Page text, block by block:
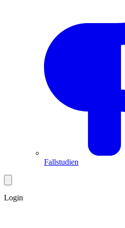
Fallstudien
Login